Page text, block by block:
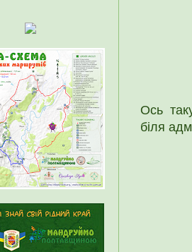
Ось
біля